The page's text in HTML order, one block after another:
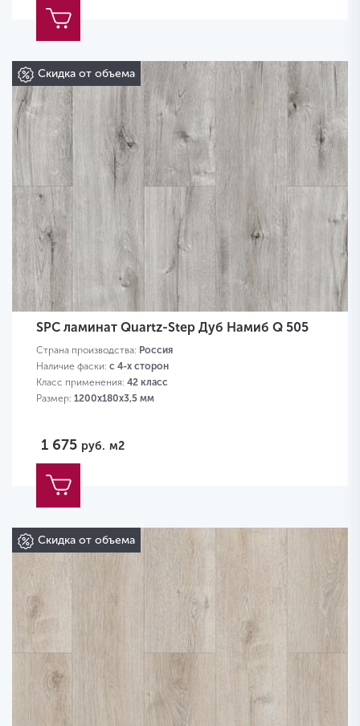
Скидка от объема
SPC ламинат Quartz-Step Дуб Намиб Q 505
Страна производства: Россия
Наличие фаски: с 4-х сторон
Класс применения: 42 класс
Размер: 1200х180х3,5 мм
1 675 руб. м2
Скидка от объема